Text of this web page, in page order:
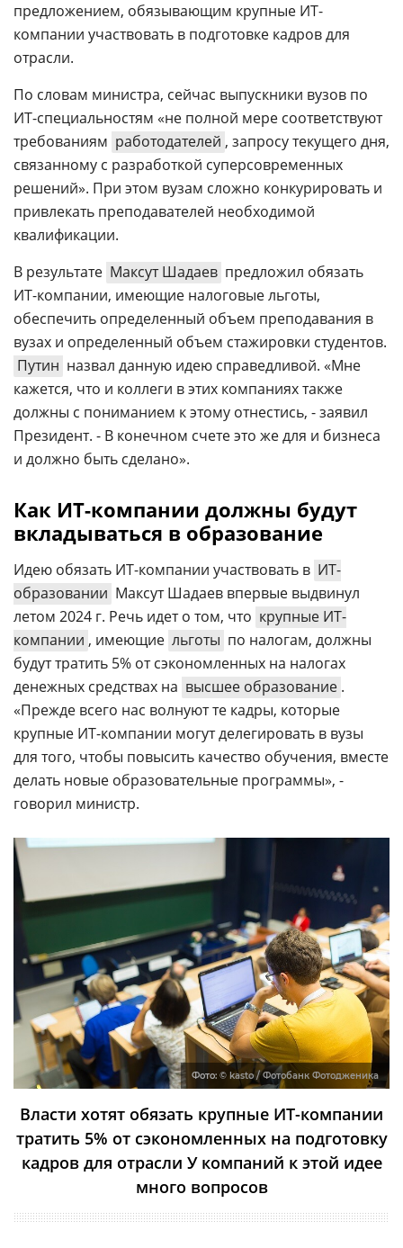
предложением, обязывающим крупные ИТ-
компании участвовать в подготовке кадров для
отрасли.
По словам министра, сейчас выпускники вузов по
ИТ-специальностям «не полной мере соответствуют
требованиям работодателей , запросу текущего дня,
связанному с разработкой суперсовременных
решений». При этом вузам сложно конкурировать и
привлекать преподавателей необходимой
квалификации.
В результате Максут Шадаев предложил обязать
ИТ-компании, имеющие налоговые льготы,
обеспечить определенный объем преподавания в
вузах и определенный объем стажировки студентов.
Путин назвал данную идею справедливой. «Мне
кажется, что и коллеги в этих компаниях также
должны с пониманием к этому отнестись, - заявил
Президент. - В конечном счете это же для и бизнеса
и должно быть сделано».
Как ИТ-компании должны будут
вкладываться в образование
Идею обязать ИТ-компании участвовать в ИТ-
образовании Максут Шадаев впервые выдвинул
летом 2024 г. Речь идет о том, что крупные ИТ-
компании , имеющие льготы по налогам, должны
будут тратить 5% от сэкономленных на налогах
денежных средствах на высшее образование .
«Прежде всего нас волнуют те кадры, которые
крупные ИТ-компании могут делегировать в вузы
для того, чтобы повысить качество обучения, вместе
делать новые образовательные программы», -
говорил министр.
Фото: © kasto / Фотобанк Фотодженика
Власти хотят обязать крупные ИТ-компании
тратить 5% от сэкономленных на подготовку
кадров для отрасли У компаний к этой идее
много вопросов